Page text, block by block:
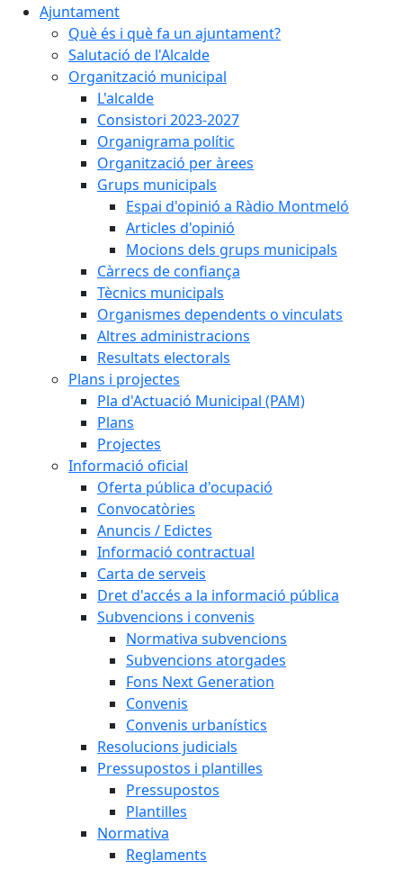
Ajuntament
Què és i què fa un ajuntament?
Salutació de l'Alcalde
Organització municipal
L'alcalde
Consistori 2023-2027
Organigrama polític
Organització per àrees
Grups municipals
Espai d'opinió a Ràdio Montmeló
Articles d'opinió
Mocions dels grups municipals
Càrrecs de confiança
Tècnics municipals
Organismes dependents o vinculats
Altres administracions
Resultats electorals
Plans i projectes
Pla d'Actuació Municipal (PAM)
Plans
Projectes
Informació oficial
Oferta pública d'ocupació
Convocatòries
Anuncis / Edictes
Informació contractual
Carta de serveis
Dret d'accés a la informació pública
Subvencions i convenis
Normativa subvencions
Subvencions atorgades
Fons Next Generation
Convenis
Convenis urbanístics
Resolucions judicials
Pressupostos i plantilles
Pressupostos
Plantilles
Normativa
Reglaments